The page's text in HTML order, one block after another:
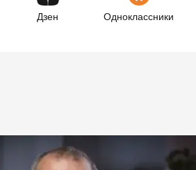
Дзен Одноклассники